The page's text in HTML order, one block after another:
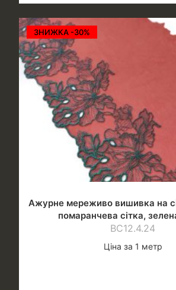
ЗНИЖКА -30%
Ажурне мереживо вишивка на
помаранчева сітка,
ВС12.4.24
Ціна за 1 метр